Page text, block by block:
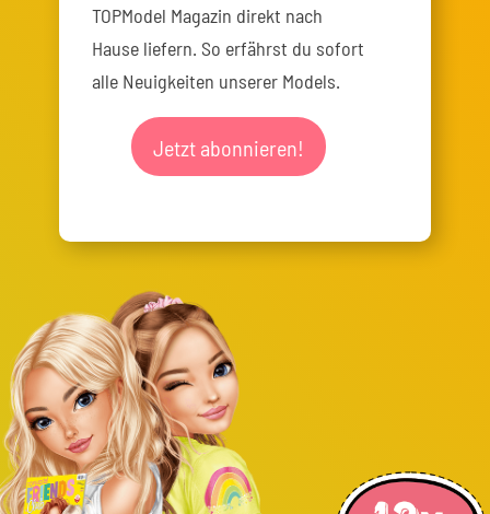
TOPModel Magazin direkt nach
Hause liefern. So erfährst du sofort
alle Neuigkeiten unserer Models.
Jetzt abonnieren!